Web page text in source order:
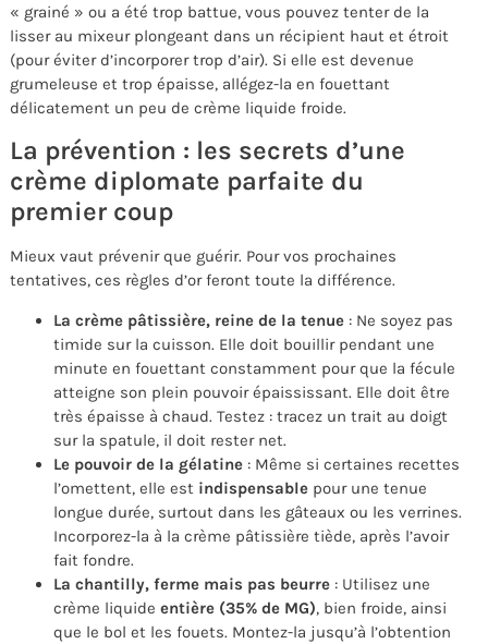
« grainé » ou a été trop battue, vous pouvez tenter de la
lisser au mixeur plongeant dans un récipient haut et étroit
(pour éviter d’incorporer trop d’air). Si elle est devenue
grumeleuse et trop épaisse, allégez-la en fouettant
délicatement un peu de crème liquide froide.
La prévention : les secrets d’une
crème diplomate parfaite du
premier coup
Mieux vaut prévenir que guérir. Pour vos prochaines
tentatives, ces règles d’or feront toute la différence.
La crème pâtissière, reine de la tenue : Ne soyez pas
timide sur la cuisson. Elle doit bouillir pendant une
minute en fouettant constamment pour que la fécule
atteigne son plein pouvoir épaississant. Elle doit être
très épaisse à chaud. Testez : tracez un trait au doigt
sur la spatule, il doit rester net.
Le pouvoir de la gélatine : Même si certaines recettes
l’omettent, elle est indispensable pour une tenue
longue durée, surtout dans les gâteaux ou les verrines.
Incorporez-la à la crème pâtissière tiède, après l’avoir
fait fondre.
La chantilly, ferme mais pas beurre : Utilisez une
crème liquide entière (35% de MG), bien froide, ainsi
que le bol et les fouets. Montez-la jusqu’à l’obtention